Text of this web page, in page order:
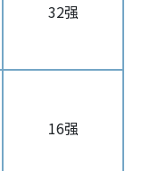
32强
16强